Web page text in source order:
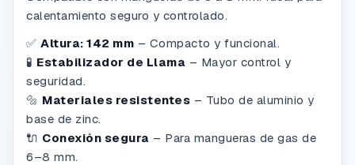
calentamiento seguro y controlado.
✅ Altura: 142 mm – Compacto y funcional.
🧪 Estabilizador de Llama – Mayor control y
seguridad.
🔩 Materiales resistentes – Tubo de aluminio y
base de zinc.
🔌 Conexión segura – Para mangueras de gas de
6–8 mm.